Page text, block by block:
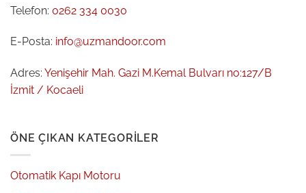
Telefon: 0262 334 0030
E-Posta: info@uzmandoor.com
Adres: Yenişehir Mah. Gazi M.Kemal Bulvarı no:127/B
İzmit / Kocaeli
ÖNE ÇIKAN KATEGORILER
Otomatik Kapı Motoru